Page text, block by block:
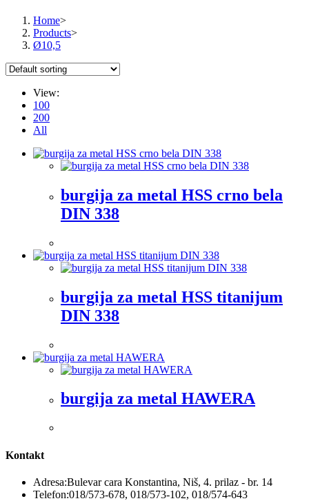
Home>
Products>
Ø10,5
View:
100
200
All
burgija za metal HSS crno bela
DIN 338
burgija za metal HSS titanijum
DIN 338
burgija za metal HAWERA
Kontakt
Adresa:Bulevar cara Konstantina, Niš, 4. prilaz - br. 14
Telefon:018/573-678, 018/573-102, 018/574-643